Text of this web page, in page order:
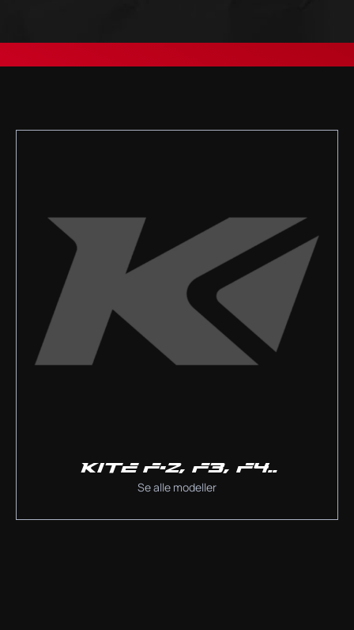
KITE F-2, F3, F4..
Se alle modeller